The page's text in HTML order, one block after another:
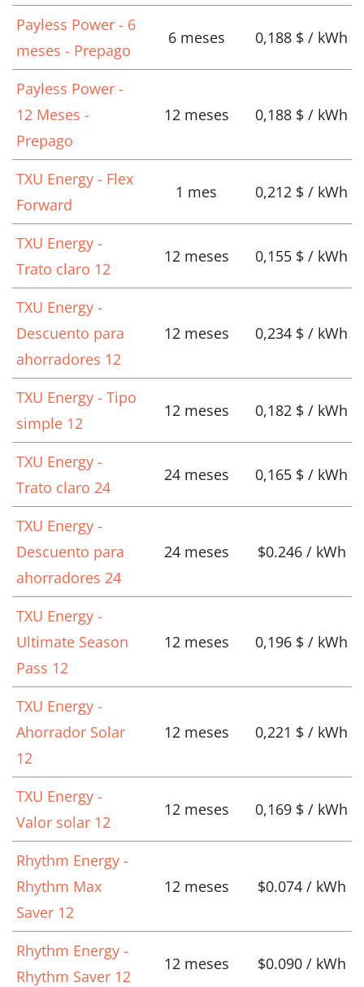
Payless Power - 6
meses - Prepago
6 meses 0,188 $ / kWh
Payless Power -
12 Meses -
Prepago
12 meses 0,188 $ / kWh
TXU Energy - Flex
Forward
1 mes 0,212 $ / kWh
TXU Energy -
Trato claro 12
12 meses 0,155 $ / kWh
TXU Energy -
Descuento para
ahorradores 12
12 meses 0,234 $ / kWh
TXU Energy - Tipo
simple 12
12 meses 0,182 $ / kWh
TXU Energy -
Trato claro 24
24 meses 0,165 $ / kWh
TXU Energy -
Descuento para
ahorradores 24
24 meses $0.246 / kWh
TXU Energy -
Ultimate Season
Pass 12
12 meses 0,196 $ / kWh
TXU Energy -
Ahorrador Solar
12
12 meses 0,221 $ / kWh
TXU Energy -
Valor solar 12
12 meses 0,169 $ / kWh
Rhythm Energy -
Rhythm Max
Saver 12
12 meses $0.074 / kWh
Rhythm Energy -
Rhythm Saver 12
12 meses $0.090 / kWh